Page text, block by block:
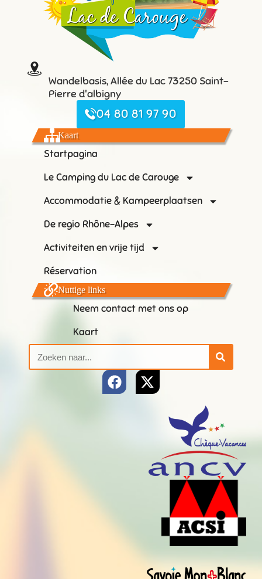
Wandelbasis, Allée du Lac 73250 Saint-
Pierre d'albigny
04 80 81 97 90
Kaart
Startpagina
Le Camping du Lac de Carouge
Accommodatie & Kampeerplaatsen
De regio Rhône-Alpes
Activiteiten en vrije tijd
Réservation
Nuttige links
Neem contact met ons op
Kaart